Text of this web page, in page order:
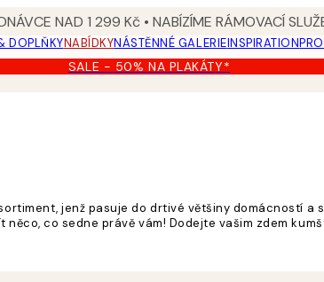
NAD 1 299 Kč • NABÍZÍME RÁMOVACÍ
DOPLŇKYNABÍDKYNÁSTĚNNÉ GALERIEINSPIRATION
SALE - 50% NA PLAKÁTY*
jenž pasuje do drtivé většiny domácností
co sedne právě vám! Dodejte vašim zdem